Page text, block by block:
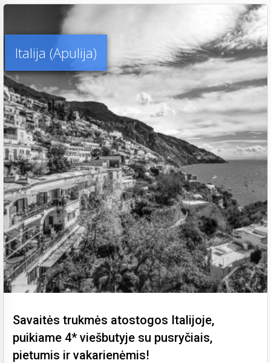
Italija (Apulija)
Savaitės trukmės atostogos Italijoje,
puikiame 4* viešbutyje su pusryčiais,
pietumis ir vakarienėmis!